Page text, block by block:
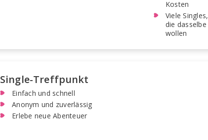
Kosten
Viele Singles,
die dasselbe
wollen
Single-Treffpunkt
Einfach und schnell
Anonym und zuverlässig
Erlebe neue Abenteuer